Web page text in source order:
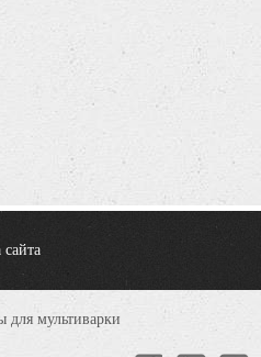
сайта
мультиварки